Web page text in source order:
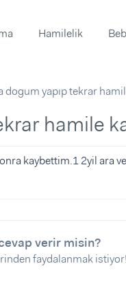
Hamilelik
dogum yapıp tekrar
hamile
kaybettim.1 2yil ara
verir misin?
faydalanmak istiyor!